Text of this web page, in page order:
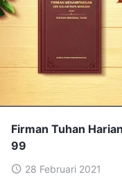
Firman Tuhan
99
28 Februari 2021